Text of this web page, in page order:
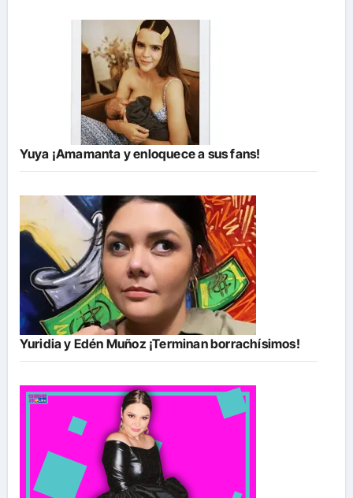
Yuya ¡Amamanta y enloquece a sus fans!
Yuridia y Edén Muñoz ¡Terminan borrachísimos!